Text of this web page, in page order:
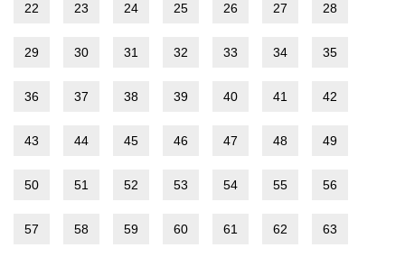
22 23 24 25 26 27 28
29 30 31 32 33 34 35
36 37 38 39 40 41 42
43 44 45 46 47 48 49
50 51 52 53 54 55 56
57 58 59 60 61 62 63